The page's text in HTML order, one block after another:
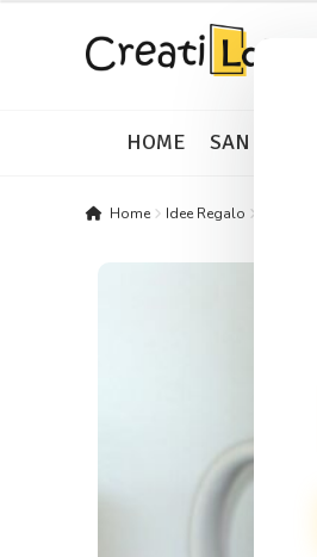
Skip
to
Skip
to
HOME SAN
Home Idee Regalo